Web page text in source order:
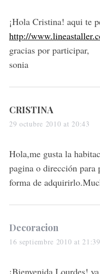
s
:
¡Hola Cristina! aqui te
http://
gracias por participar,
sonia
s
a
s
:
CRISTINA
29 octubre 2010 at 20:43
Hola,me gusta la
pagina o dirección
forma de
s
a
s
Decoracion
16 septiembre 2010 at 21:39
¡Bienvenida Lourdes!
o
: